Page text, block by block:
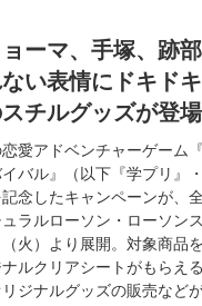
ビ
アー
イ
映画
TV
ョーマ、手塚、跡
ない表情にドキド
チルグッズが登場
恋愛アドベンチャーゲーム
バル』（以下『学プリ』
念したキャンペーンが、
ラルローソン・ローソン
火）より展開。対象商品
ルクリアシートがもらえ
ジナルグッズの販売など